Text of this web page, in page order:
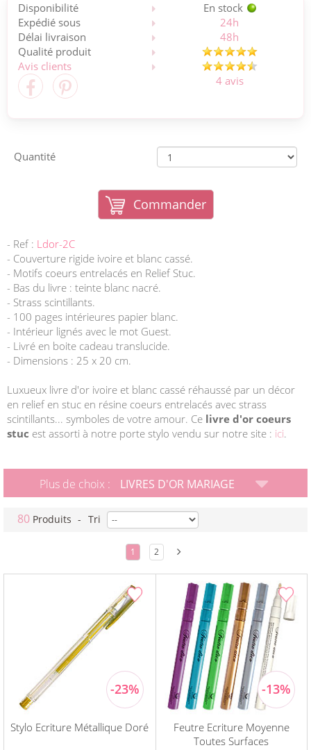
Disponibilité
En stock
Expédié sous
24h
Délai livraison
48h
Qualité produit
Avis clients
4 avis
Quantité
Commander
- Ref : Ldor-2C
- Couverture rigide ivoire et blanc cassé.
- Motifs coeurs entrelacés en Relief Stuc.
- Bas du livre : teinte blanc nacré.
- Strass scintillants.
- 100 pages intérieures papier blanc.
- Intérieur lignés avec le mot Guest.
- Livré en boite cadeau translucide.
- Dimensions : 25 x 20 cm.
Luxueux livre d'or ivoire et blanc cassé réhaussé par un décor
en relief en stuc en résine coeurs entrelacés avec strass
scintillants... symboles de votre amour. Ce livre d'or coeurs
stuc est assorti à notre porte stylo vendu sur notre site : ici.
Plus de choix : LIVRES D'OR MARIAGE
80 Produits - Tri
1 2
Stylo Ecriture Métallique Doré
Feutre Ecriture Moyenne
Toutes Surfaces